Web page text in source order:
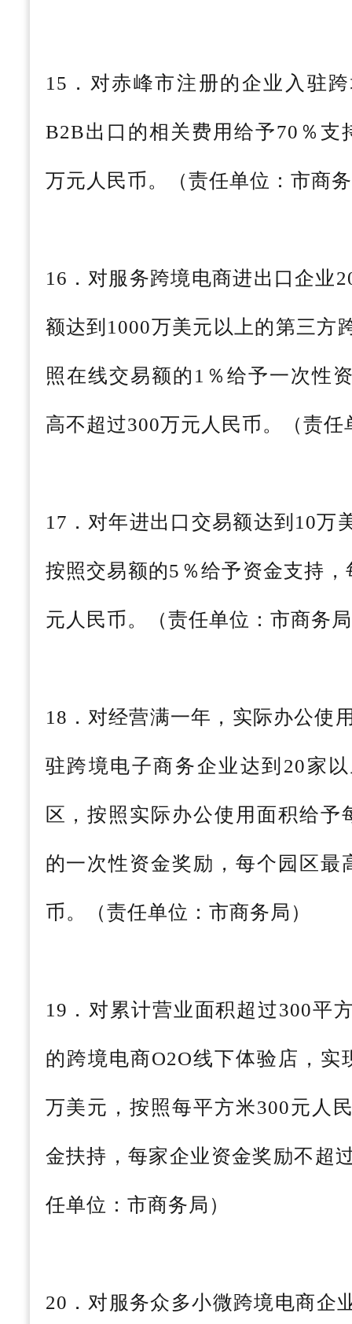
15．对赤峰市注册的企业入驻
B2B出口的相关费用给予70％支
万元人民币。（责任单位：市
16．对服务跨境电商进出口企业
额达到1000万美元以上的第三方
照在线交易额的1％给予一次性
高不超过300万元人民币。（责
17．对年进出口交易额达到10万
按照交易额的5％给予资金支持
元人民币。（责任单位：市商务
18．对经营满一年，实际办公使
驻跨境电子商务企业达到20家
区，按照实际办公使用面积给予
的一次性资金奖励，每个园区最
币。（责任单位：市商务局）
19．对累计营业面积超过300平
的跨境电商O2O线下体验店，实
万美元，按照每平方米300元人
金扶持，每家企业资金奖励不超
任单位：市商务局）
20．对服务众多小微跨境电商企